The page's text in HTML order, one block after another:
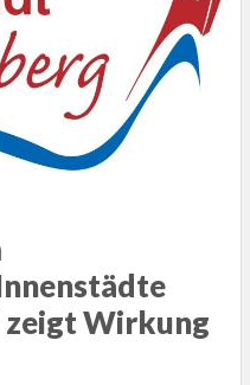
zeigt Wirkung